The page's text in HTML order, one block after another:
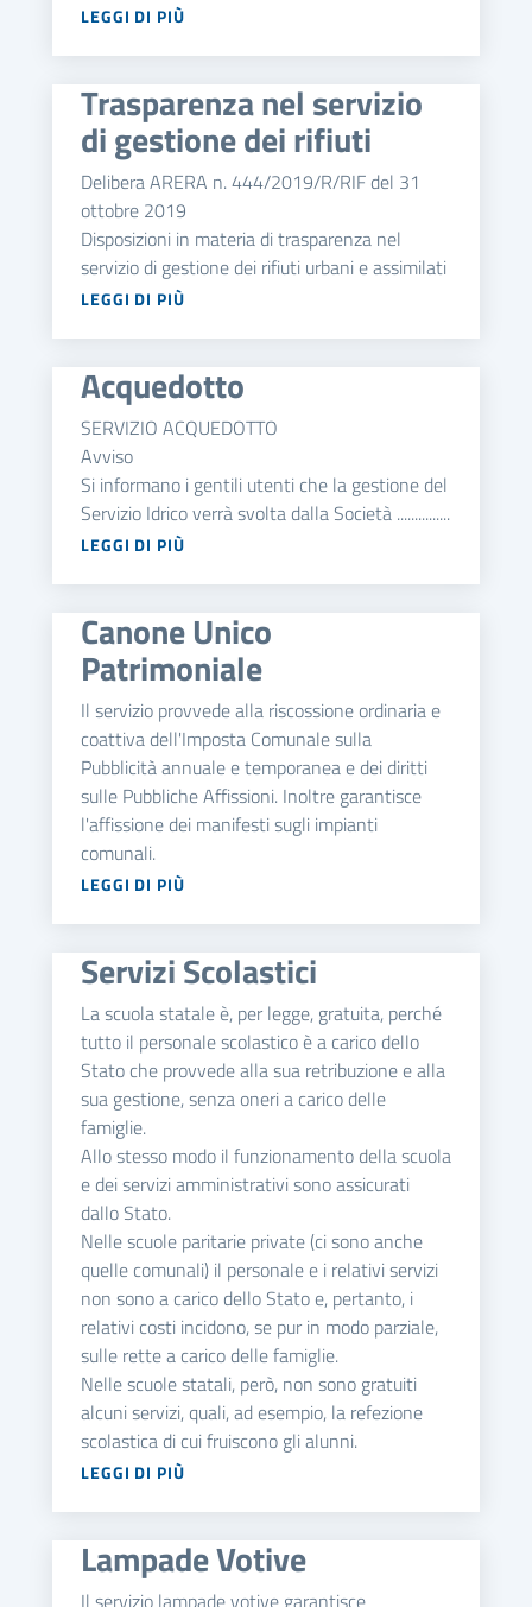
LEGGI DI PIÙ
Trasparenza nel servizio
di gestione dei rifiuti
Delibera ARERA n. 444/2019/R/RIF del 31
ottobre 2019
Disposizioni in materia di trasparenza nel
servizio di gestione dei rifiuti urbani e assimilati
LEGGI DI PIÙ
Acquedotto
SERVIZIO ACQUEDOTTO
Avviso
Si informano i gentili utenti che la gestione del
Servizio Idrico verrà svolta dalla Società ...............
LEGGI DI PIÙ
Canone Unico
Patrimoniale
Il servizio provvede alla riscossione ordinaria e
coattiva dell'Imposta Comunale sulla
Pubblicità annuale e temporanea e dei diritti
sulle Pubbliche Affissioni. Inoltre garantisce
l'affissione dei manifesti sugli impianti
comunali.
LEGGI DI PIÙ
Servizi Scolastici
La scuola statale è, per legge, gratuita, perché
tutto il personale scolastico è a carico dello
Stato che provvede alla sua retribuzione e alla
sua gestione, senza oneri a carico delle
famiglie.
Allo stesso modo il funzionamento della scuola
e dei servizi amministrativi sono assicurati
dallo Stato.
Nelle scuole paritarie private (ci sono anche
quelle comunali) il personale e i relativi servizi
non sono a carico dello Stato e, pertanto, i
relativi costi incidono, se pur in modo parziale,
sulle rette a carico delle famiglie.
Nelle scuole statali, però, non sono gratuiti
alcuni servizi, quali, ad esempio, la refezione
scolastica di cui fruiscono gli alunni.
LEGGI DI PIÙ
Lampade Votive
Il servizio lampade votive garantisce